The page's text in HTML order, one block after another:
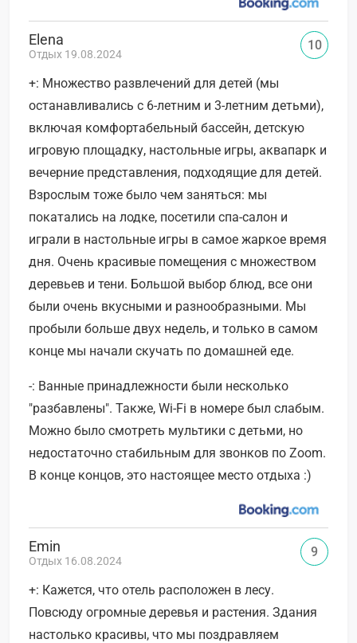
Elena
Отдых 19.08.2024
+: Множество развлечений для детей (мы
останавливались с 6-летним и 3-летним детьми),
включая комфортабельный бассейн, детскую
игровую площадку, настольные игры, аквапарк и
вечерние представления, подходящие для детей.
Взрослым тоже было чем заняться: мы
покатались на лодке, посетили спа-салон и
играли в настольные игры в самое жаркое время
дня. Очень красивые помещения с множеством
деревьев и тени. Большой выбор блюд, все они
были очень вкусными и разнообразными. Мы
пробыли больше двух недель, и только в самом
конце мы начали скучать по домашней еде.
-: Ванные принадлежности были несколько
"разбавлены". Также, Wi-Fi в номере был слабым.
Можно было смотреть мультики с детьми, но
недостаточно стабильным для звонков по Zoom.
В конце концов, это настоящее место отдыха :)
10
Emin
Отдых 16.08.2024
+: Кажется, что отель расположен в лесу.
Повсюду огромные деревья и растения. Здания
настолько красивы, что мы поздравляем
9